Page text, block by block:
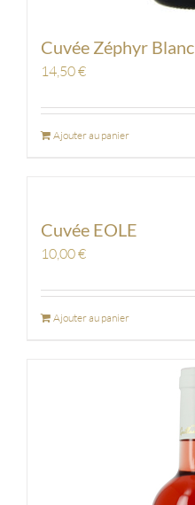
Cuvée Zéphyr Blanc
14,50€
Ajouter au panier
Cuvée EOLE
10,00€
Ajouter au panier